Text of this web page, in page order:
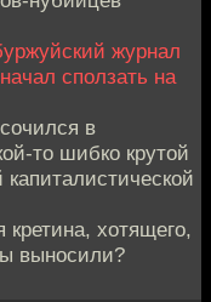
журнал
сползать на
в
то шибко крутой
кретина, хотящего,
выносили?